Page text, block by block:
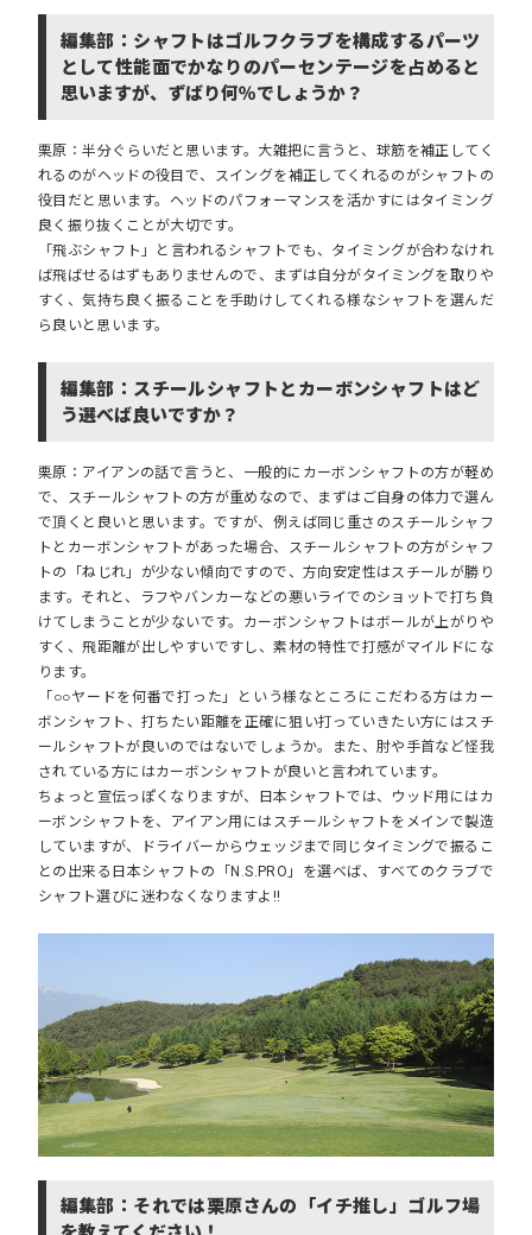
編集部：シャフトはゴルフクラブを構成するパーツ
として性能面でかなりのパーセンテージを占めると
思いますが、ずばり何％でしょうか？
栗原：半分ぐらいだと思います。大雑把に言うと、球筋を補正してく
れるのがヘッドの役目で、スイングを補正してくれるのがシャフトの
役目だと思います。ヘッドのパフォーマンスを活かすにはタイミング
良く振り抜くことが大切です。
「飛ぶシャフト」と言われるシャフトでも、タイミングが合わなけれ
ば飛ばせるはずもありませんので、まずは自分がタイミングを取りや
すく、気持ち良く振ることを手助けしてくれる様なシャフトを選んだ
ら良いと思います。
編集部：スチールシャフトとカーボンシャフトはど
う選べば良いですか？
栗原：アイアンの話で言うと、一般的にカーボンシャフトの方が軽め
で、スチールシャフトの方が重めなので、まずはご自身の体力で選ん
で頂くと良いと思います。ですが、例えば同じ重さのスチールシャフ
トとカーボンシャフトがあった場合、スチールシャフトの方がシャフ
トの「ねじれ」が少ない傾向ですので、方向安定性はスチールが勝り
ます。それと、ラフやバンカーなどの悪いライでのショットで打ち負
けてしまうことが少ないです。カーボンシャフトはボールが上がりや
すく、飛距離が出しやすいですし、素材の特性で打感がマイルドにな
ります。
「○○ヤードを何番で打った」という様なところにこだわる方はカー
ボンシャフト、打ちたい距離を正確に狙い打っていきたい方にはスチ
ールシャフトが良いのではないでしょうか。また、肘や手首など怪我
されている方にはカーボンシャフトが良いと言われています。
ちょっと宣伝っぽくなりますが、日本シャフトでは、ウッド用にはカ
ーボンシャフトを、アイアン用にはスチールシャフトをメインで製造
していますが、ドライバーからウェッジまで同じタイミングで振るこ
との出来る日本シャフトの「N.S.PRO」を選べば、すべてのクラブで
シャフト選びに迷わなくなりますよ!!
編集部：それでは栗原さんの「イチ推し」ゴルフ場